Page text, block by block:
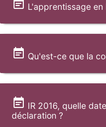
L'apprentissage en
Qu'est-ce que la
IR 2016, quelle
déclaration ?